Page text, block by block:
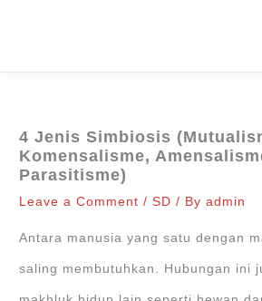
4 Jenis Simbiosis
Komensalisme,
Parasitisme)
Leave a Comment /SD / Byadmin
Antara manusia yang satu dengan
saling membutuhkan. Hubungan ini